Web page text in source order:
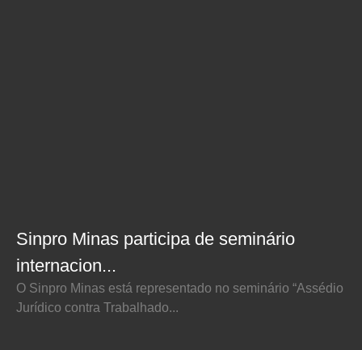
Sinpro Minas participa de seminário
internacion...
O Sinpro Minas está representado no seminário “Assédio
Jurídico contra Trabalhado...